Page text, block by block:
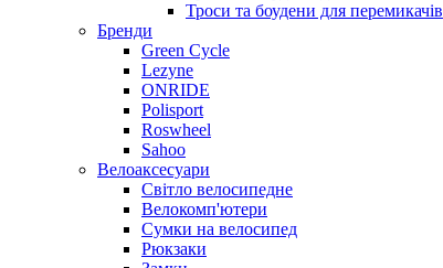
Троси та боудени для перемикачів
Бренди
Green Cycle
Lezyne
ONRIDE
Polisport
Roswheel
Sahoo
Велоаксесуари
Світло велосипедне
Велокомп'ютери
Сумки на велосипед
Рюкзаки